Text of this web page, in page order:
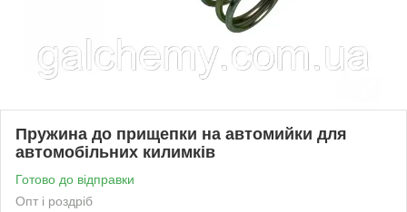
Пружина до прищепки на автомийки для
автомобільних килимків
Готово до відправки
Опт і роздріб